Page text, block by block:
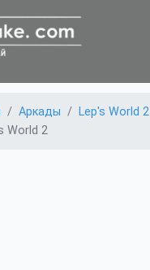
Аркады
Lep's World 2
World 2